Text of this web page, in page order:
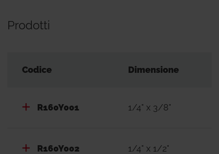
Prodotti
Codice Dimensione
R160Y001 1/4" x 3/8"
R160Y002 1/4" x 1/2"